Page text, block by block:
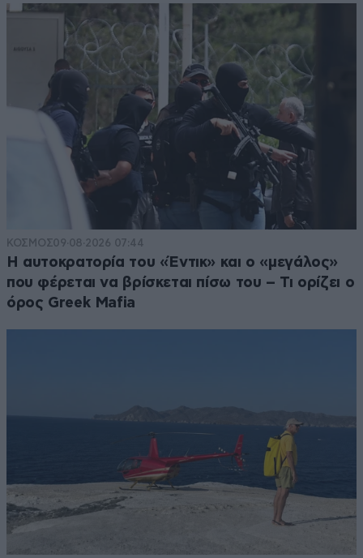
ΚΟΣΜΟΣ09·08·2026 07:44
Η αυτοκρατορία του «Έντικ» και ο «μεγάλος»
που φέρεται να βρίσκεται πίσω του – Τι ορίζει ο
όρος Greek Mafia